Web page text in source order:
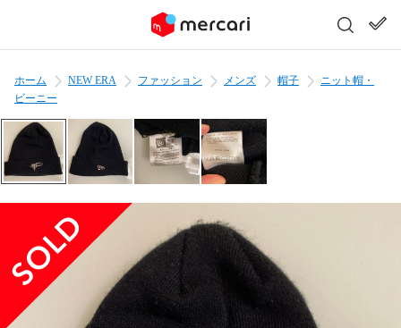
ホーム NEW ERA ファッション メンズ 帽子
ニット帽・
ビーニー